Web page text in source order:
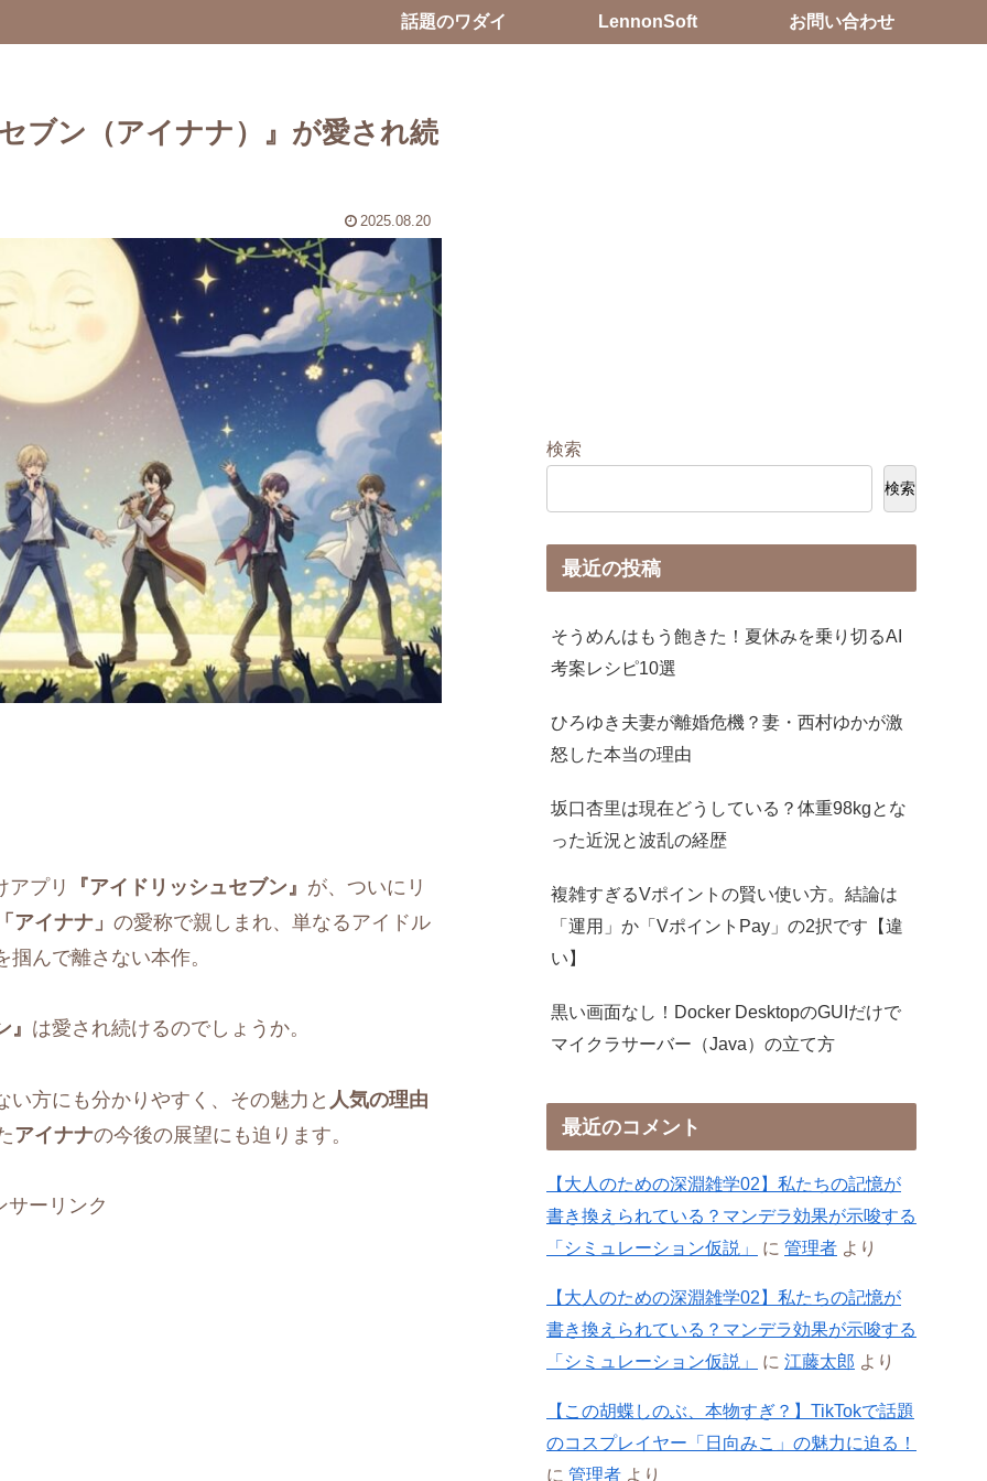
話題のワダイ LennonSoft お問い合わせ
ブン（アイナナ）』が愛され続
2025.08.20
アプリ 『アイドリッシュセブン』 が、ついにリ
アイナナ」 の愛称で親しまれ、単なるアイドル
んで離さない本作。
は愛され続けるのでしょうか。
方にも分かりやすく、その魅力と 人気の理由
アイナナの今後の展望にも迫ります。
サーリンク
検索
検索
最近の投稿
そうめんはもう飽きた！夏休みを乗り切るAI
考案レシピ10選
ひろゆき夫妻が離婚危機？妻・西村ゆかが激
怒した本当の理由
坂口杏里は現在どうしている？体重98kgとな
った近況と波乱の経歴
複雑すぎるVポイントの賢い使い方。結論は
「運用」か「VポイントPay」の2択です【違
い】
黒い画面なし！Docker DesktopのGUIだけで
マイクラサーバー（Java）の立て方
最近のコメント
【大人のための深淵雑学02】私たちの記憶が
書き換えられている？マンデラ効果が示唆する
「シミュレーション仮説」
に 管理者 より
【大人のための深淵雑学02】私たちの記憶が
書き換えられている？マンデラ効果が示唆する
「シミュレーション仮説」
に 江藤太郎 より
【この胡蝶しのぶ、本物すぎ？】TikTokで話題
のコスプレイヤー「日向みこ」の魅力に迫る！
に 管理者 より